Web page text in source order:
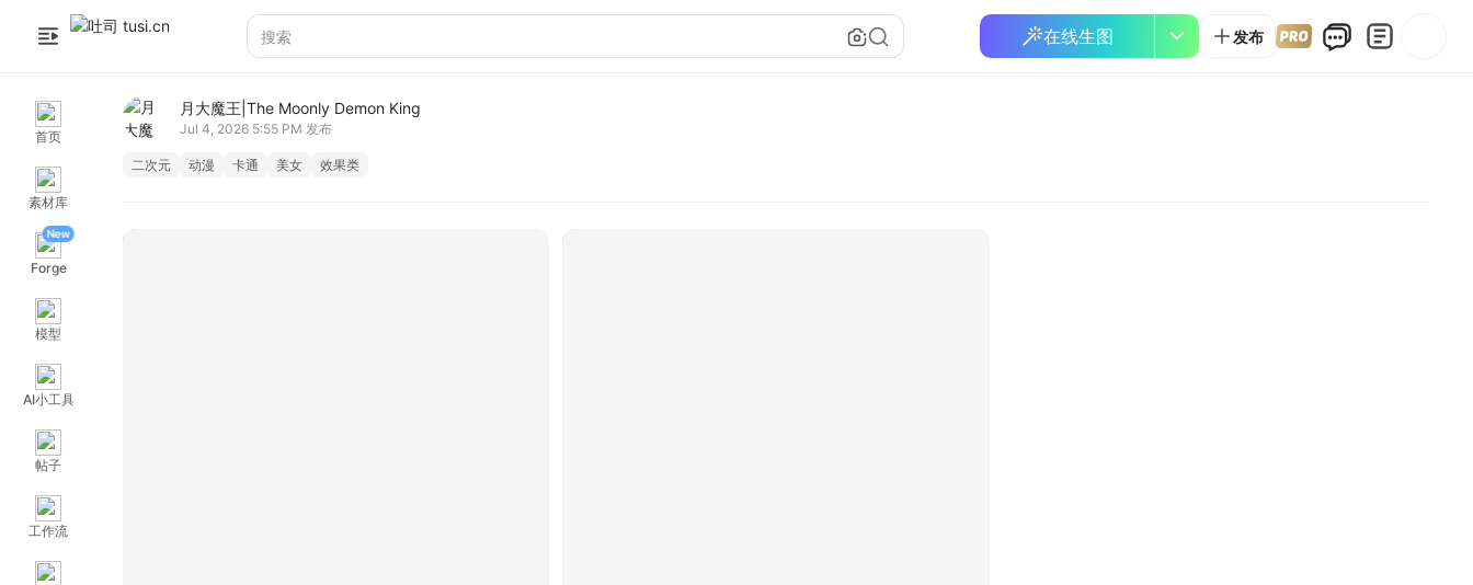
在线生图 发布
首页
素材库
New
Forge
模型
AI小工具
帖子
工作流
月大魔王|The Moonly Demon King
Jul 4, 2026 5:55 PM 发布
二次元 动漫 卡通 美女 效果类